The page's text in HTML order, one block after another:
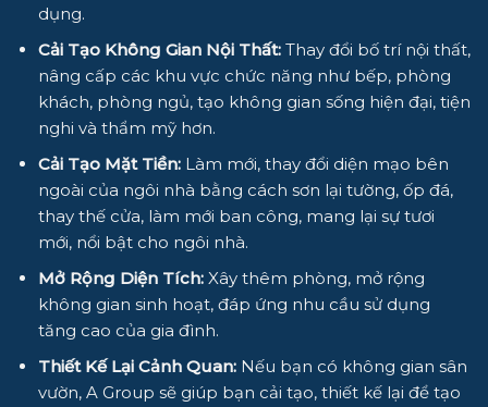
dụng.
Cải Tạo Không Gian Nội Thất:Thay đổi bố trí nội thất,
nâng cấp các khu vực chức năng như bếp, phòng
khách, phòng ngủ, tạo không gian sống hiện đại, tiện
nghi và thẩm mỹ hơn.
Cải Tạo Mặt Tiền:Làm mới, thay đổi diện mạo bên
ngoài của ngôi nhà bằng cách sơn lại tường, ốp đá,
thay thế cửa, làm mới ban công, mang lại sự tươi
mới, nổi bật cho ngôi nhà.
Mở Rộng Diện Tích:Xây thêm phòng, mở rộng
không gian sinh hoạt, đáp ứng nhu cầu sử dụng
tăng cao của gia đình.
Thiết Kế Lại Cảnh Quan:Nếu bạn có không gian sân
vườn, A Group sẽ giúp bạn cải tạo, thiết kếlại để tạo